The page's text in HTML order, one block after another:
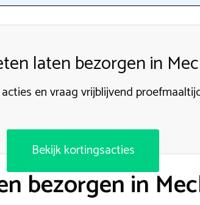
laten bezorgen in
en vraag vrijblijvend
Bekijk kortingsacties
bezorgen in